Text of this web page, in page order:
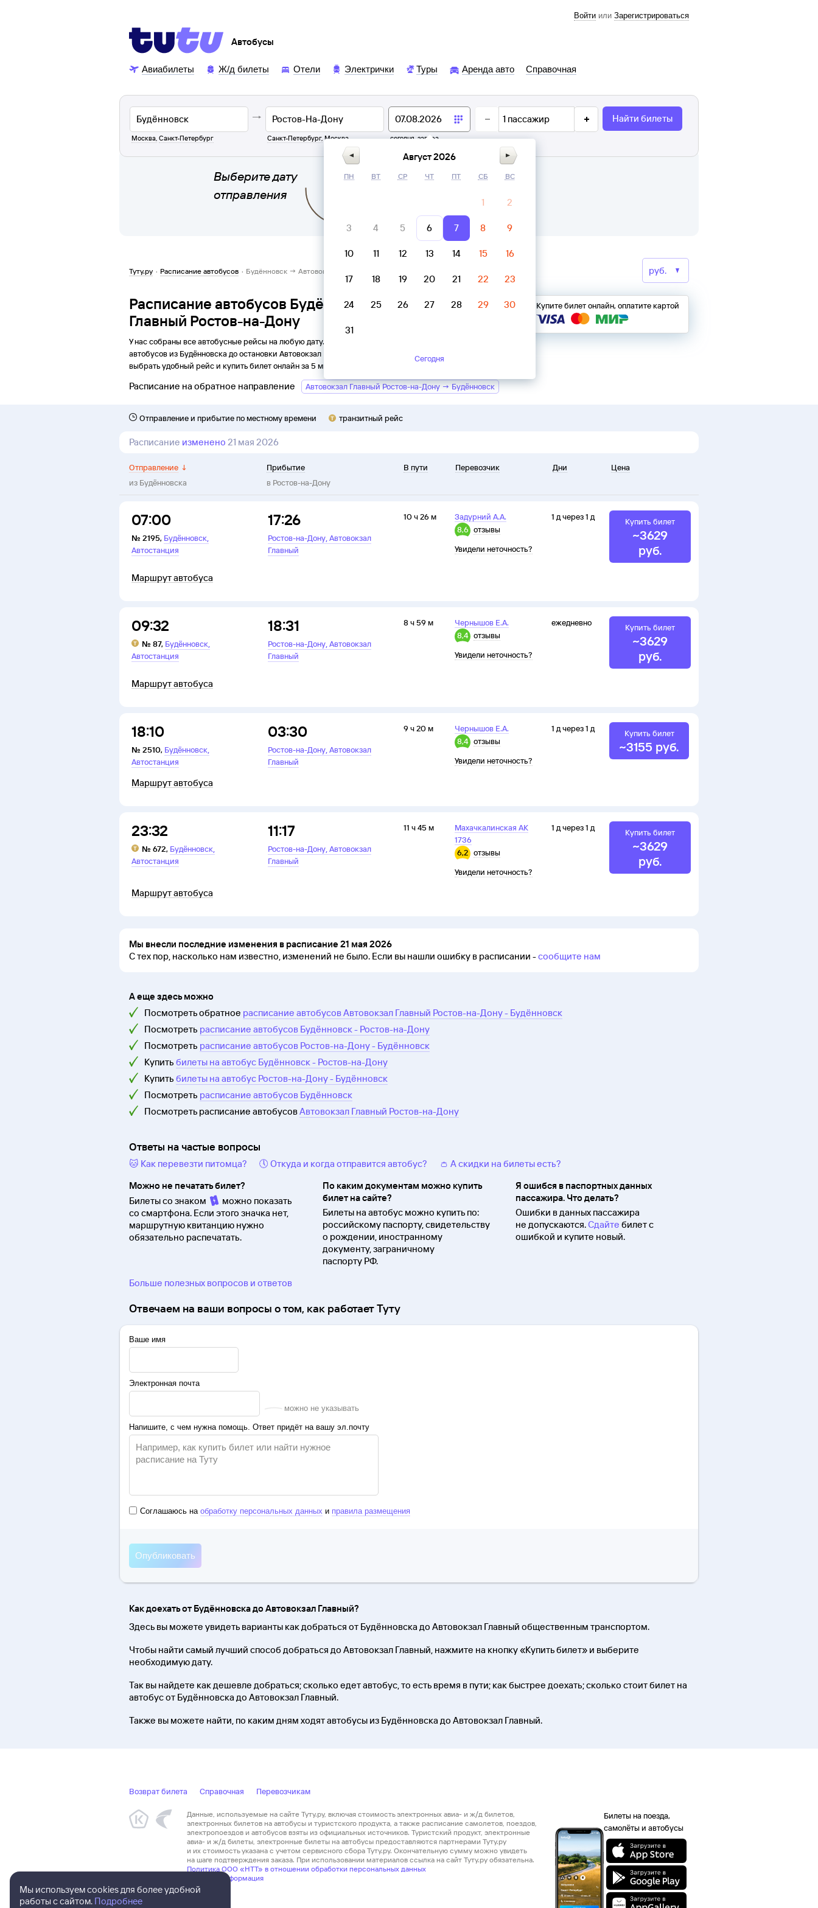
Войти или Зарегистрироваться
Автобусы
Авиабилеты Ж/д билеты Отели Электрички Туры Аренда авто Справочная
Москва, Санкт-Петербург Санкт-Петербург, Москва сегодня, завтра
1 пассажир Найти билеты
Выберите дату
отправления
Туту.ру · Расписание автобусов · Будённовск → Автовокзал Главный Ростов-на-Дону
Расписание автобусов Будённовск → Автовокзал
Главный Ростов-на-Дону
У нас собраны все автобусные рейсы на любую дату. Вы можете узнать точное расписание
автобусов из Будённовска доостановки Автовокзал Главный
выбрать удобный рейс и купить билет онлайн за 5 минут.
Купите билет онлайн, оплатите картой
Расписание на обратное направление Автовокзал Главный Ростов-на-Дону → Будённовск
Отправление и прибытие по местному времени транзитный рейс
Расписание изменено 21 мая 2026
Отправление ↓
из Будённовска
Прибытие
в Ростов-на-Дону
В пути Перевозчик Дни Цена
07:00
№ 2195, Будённовск,
Автостанция
17:26
Ростов-на-Дону,Автовокзал
Главный
10 ч 26 м
Задурний А.А.
8,6 отзывы
Увидели неточность?
1 дчерез1 д
Маршрут автобуса
Купить билет
~3629
руб.
09:32
№ 87, Будённовск,
Автостанция
18:31
Ростов-на-Дону,Автовокзал
Главный
8 ч 59 м
Чернышов Е.А.
8,4 отзывы
Увидели неточность?
ежедневно
Маршрут автобуса
Купить билет
~3629
руб.
18:10
№ 2510, Будённовск,
Автостанция
03:30
Ростов-на-Дону,Автовокзал
Главный
9 ч 20 м
Чернышов Е.А.
8,4 отзывы
Увидели неточность?
1 дчерез1 д
Маршрут автобуса
Купить билет
~3155 руб.
23:32
№ 672, Будённовск,
Автостанция
11:17
Ростов-на-Дону,Автовокзал
Главный
11 ч 45 м
Махачкалинская АК
1736
6,2 отзывы
Увидели неточность?
1 дчерез1 д
Маршрут автобуса
Купить билет
~3629
руб.
Мы внесли последние изменения в расписание 21 мая 2026
С тех пор, насколько нам известно, изменений не было. Если вы нашли ошибку в расписании -сообщите нам
А еще здесь можно
Посмотреть обратное расписание автобусов Автовокзал Главный Ростов-на-Дону - Будённовск
Посмотреть расписание автобусов Будённовск - Ростов-на-Дону
Посмотреть расписание автобусов Ростов-на-Дону - Будённовск
Купить билеты на автобус Будённовск - Ростов-на-Дону
Купить билеты на автобус Ростов-на-Дону - Будённовск
Посмотреть расписание автобусов Будённовск
Посмотреть расписание автобусовАвтовокзал Главный Ростов-на-Дону
Ответы на частые вопросы
🐱 Как перевезти питомца? 🕔 Откуда и когда отправится автобус?
👛 А скидки на билеты есть?
Можно не печатать билет?
Билеты со знаком
можно показать
со смартфона. Если этого значка нет,
маршрутную квитанцию нужно
обязательно распечатать.
По каким документам можно купить
билет на сайте?
Билеты на автобус можно купить по:
российскому паспорту, свидетельству
о рождении, иностранному
документу, заграничному
паспорту РФ.
Я ошибся в паспортных данных
пассажира. Что делать?
Ошибки в данных пассажира
не допускаются.Сдайте билет с
ошибкой и купите новый.
Больше полезных вопросов и ответов
Отвечаем на ваши вопросы о том, как работает Туту
Ваше имя
Электронная почта
можно не указывать
Напишите, с чем нужна помощь. Ответ придёт на вашу эл.почту
Соглашаюсь на обработку персональных данных и правила размещения
Как доехать от Будённовска до Автовокзал Главный?
Здесь вы можете увидеть варианты как добраться от Будённовска до Автовокзал Главный общественным транспортом.
Чтобы найти самый лучший способ добраться до Автовокзал Главный, нажмите на кнопку «Купить билет» и выберите
необходимую дату.
Так вы найдете как дешевле добраться; сколько едет автобус, то есть время в пути; как быстрее доехать; сколько стоит билет на
автобус от Будённовска до Автовокзал Главный.
Также вы можете найти, по каким дням ходят автобусы из Будённовска до Автовокзал Главный.
Возврат билета Справочная Перевозчикам
Билеты на поезда,
самолёты и автобусы
Данные, используемые на сайте Туту.ру, включая стоимость электронных авиа- и ж/д билетов,
электронных билетов на автобусы и туристского продукта, а также расписание самолетов, поездов,
электропоездов и автобусов взяты из официальных источников. Туристский продукт, электронные
авиа- и ж/д билеты, электронные билеты на автобусы предоставляются партнерами Туту.ру
и их стоимость указана с учетом сервисного сбора Туту.ру. Окончательную сумму можно увидеть
на шаге подтверждения заказа. При использовании материалов ссылка на сайт Туту.ру обязательна.
Политика ООО «НТТ» в отношении обработки персональных данных
Правовая информация
Мы используем cookies для более удобной
работы с сайтом. Подробнее
Август 2026
ПН ВТ СР ЧТ ПТ СБ ВС
1 2
3 4 5 6 7 8 9
10 11 12 13 14 15 16
17 18 19 20 21 22 23
24 25 26 27 28 29 30
31
Сегодня